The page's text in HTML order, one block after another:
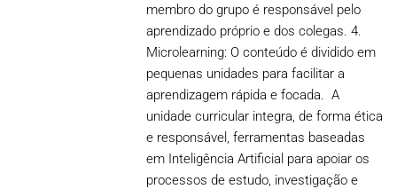
membro do grupo é responsável pelo
aprendizado próprio e dos colegas. 4.
Microlearning: O conteúdo é dividido em
pequenas unidades para facilitar a
aprendizagem rápida e focada. A
unidade curricular integra, de forma ética
e responsável, ferramentas baseadas
em Inteligência Artificial para apoiar os
processos de estudo, investigação e